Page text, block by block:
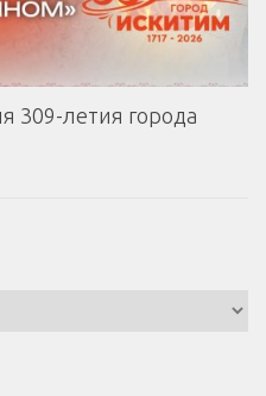
309-летия города